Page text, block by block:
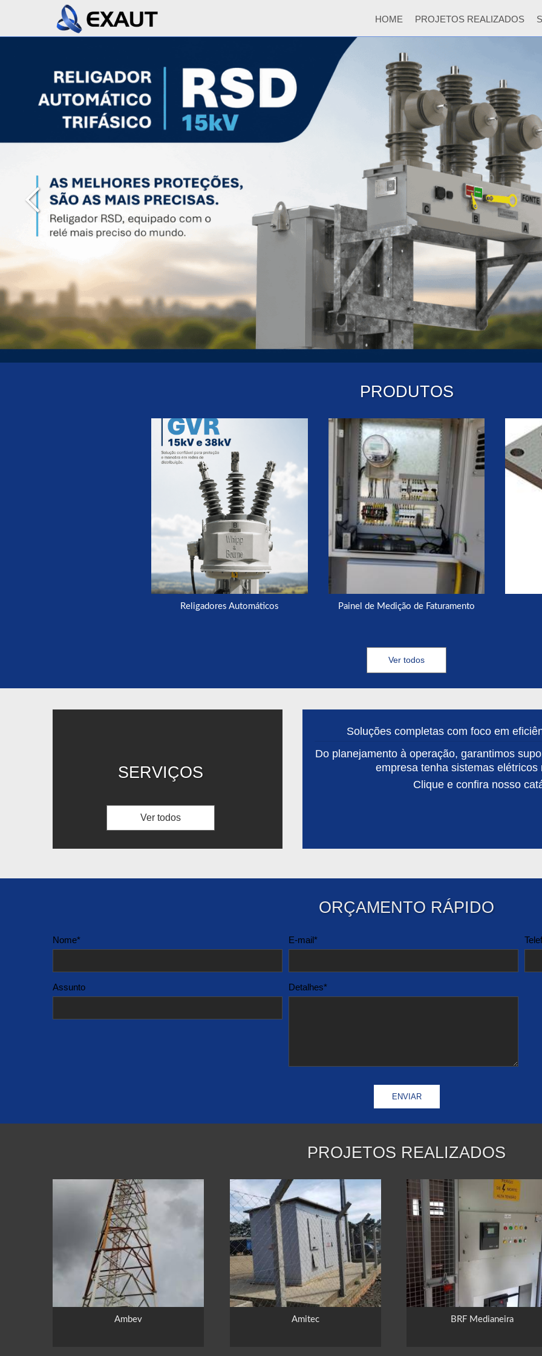
HOME PROJETOS REALIZADOS
PRODUTOS
Religadores Automáticos Painel de Medição de Faturamento
Ver todos
SERVIÇOS
Ver todos
Soluções completas com foco em
Do planejamento à operação, garantimos
empresa tenha sistemas
Clique e confira nosso
ORÇAMENTO RÁPIDO
Nome*
Assunto
E-mail*
Detalhes*
PROJETOS REALIZADOS
Ambev Amitec BRF Medianeira